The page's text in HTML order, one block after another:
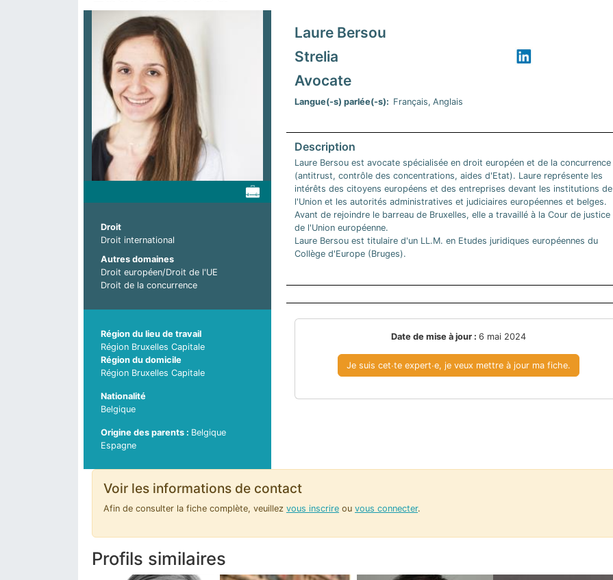
Droit
Droit international
Autres domaines
Droit européen/Droit de l'UE
Droit de la concurrence
Région du lieu de travail
Région Bruxelles Capitale
Région du domicile
Région Bruxelles Capitale
Nationalité
Belgique
Belgique
Pays d'origine du parent 2
Espagne
Laure Bersou
Strelia
Avocate
Langue(-s) parlée(-s) Français Anglais
Laure Bersou est avocate spécialisée en droit européen et de la concurrence
(antitrust, contrôle des concentrations, aides d'Etat). Laure représente les
intérêts des citoyens européens et des entreprises devant les institutions de
l'Union et les autorités administratives et judiciaires européennes et belges.
Avant de rejoindre le barreau de Bruxelles, elle a travaillé à la Cour de justice
de l'Union européenne.
Laure Bersou est titulaire d'un LL.M. en Etudes juridiques européennes du
Collège d'Europe (Bruges).
Date de mise à jour : 6 mai 2024
Je suis cet∙te expert∙e, je veux mettre à jour ma fiche.
Voir les informations de contact
Afin de consulter la fiche complète, veuillez vous inscrire ou vous connecter.
Profils similaires